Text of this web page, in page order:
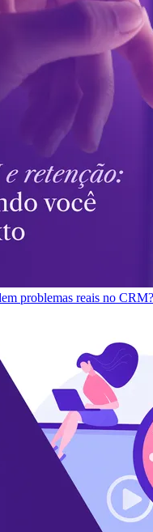
problemas reais no